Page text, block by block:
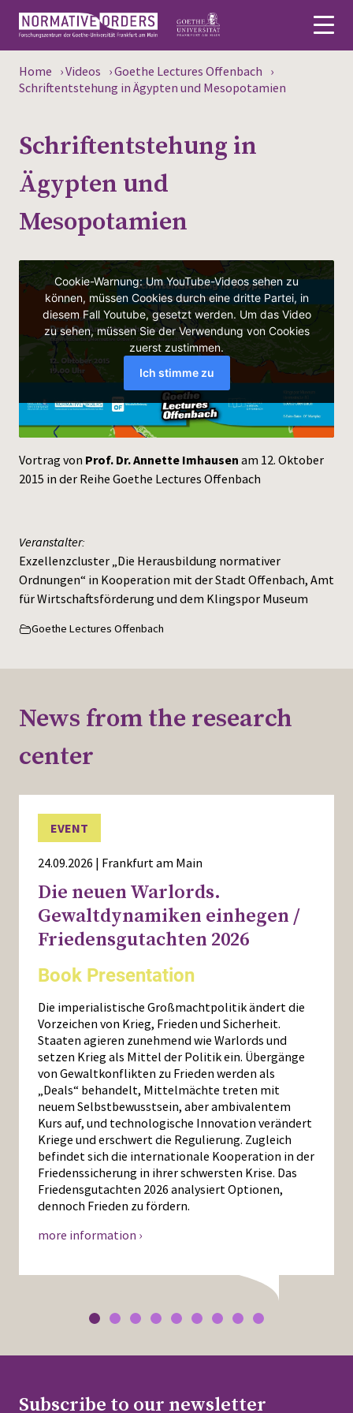
Deutsch
Persons
Events
Publications
Media
Press
Home ›Videos ›Goethe Lectures Offenbach ›
Schriftentstehung in Ägypten und Mesopotamien
Schriftentstehung in
Ägypten und
Mesopotamien
Vortrag von Prof. Dr. Annette Imhausen am 12. Oktober
2015 in der Reihe Goethe Lectures Offenbach
Veranstalter:
Exzellenzcluster „Die Herausbildung normativer
Ordnungen“ in Kooperation mit der Stadt Offenbach, Amt
für Wirtschaftsförderung und dem Klingspor Museum
Goethe Lectures Offenbach
News from the research
center
EVENT
24.09.2026 | Frankfurt am Main
Die neuen Warlords.
Gewaltdynamiken einhegen /
Friedensgutachten 2026
Book Presentation
Die imperialistische Großmachtpolitik ändert die
Vorzeichen von Krieg, Frieden und Sicherheit.
Staaten agieren zunehmend wie Warlords und
setzen Krieg als Mittel der Politik ein. Übergänge
von Gewaltkonflikten zu Frieden werden als
„Deals“ behandelt, Mittelmächte treten mit
neuem Selbstbewusstsein, aber ambivalentem
Kurs auf, und technologische Innovation verändert
Kriege und erschwert die Regulierung. Zugleich
befindet sich die internationale Kooperation in der
Friedenssicherung in ihrer schwersten Krise. Das
Friedensgutachten 2026 analysiert Optionen,
dennoch Frieden zu fördern.
more information ›
Subscribe to our newsletter